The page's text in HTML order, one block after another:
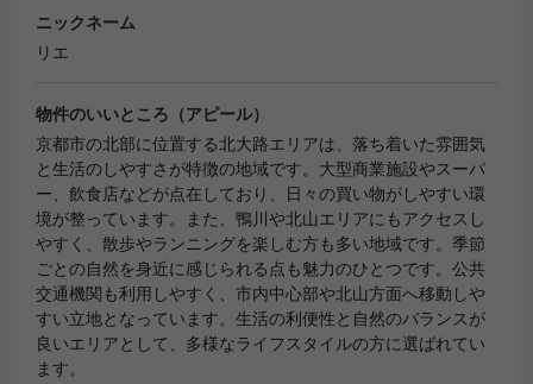
ニックネーム
リエ
物件のいいところ（アピール）
京都市の北部に位置する北大路エリアは、落ち着いた雰囲気
と生活のしやすさが特徴の地域です。大型商業施設やスーパ
ー、飲食店などが点在しており、日々の買い物がしやすい環
境が整っています。また、鴨川や北山エリアにもアクセスし
やすく、散歩やランニングを楽しむ方も多い地域です。季節
ごとの自然を身近に感じられる点も魅力のひとつです。公共
交通機関も利用しやすく、市内中心部や北山方面へ移動しや
すい立地となっています。生活の利便性と自然のバランスが
良いエリアとして、多様なライフスタイルの方に選ばれてい
ます。